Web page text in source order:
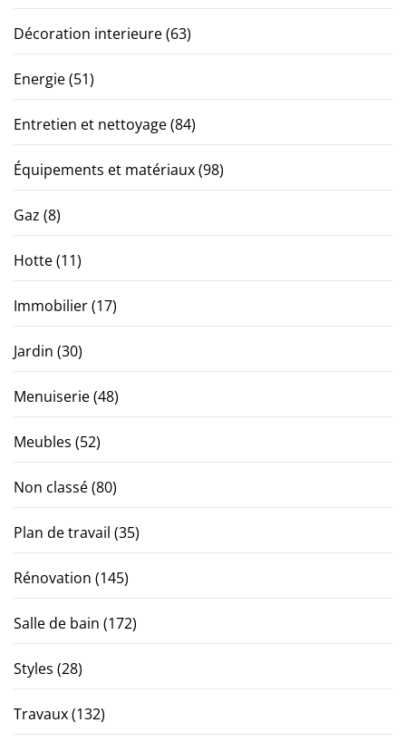
Décoration interieure(63)
Energie(51)
Entretien et nettoyage(84)
Équipements et matériaux(98)
Gaz (8)
Hotte(11)
Immobilier(17)
Jardin (30)
Menuiserie(48)
Meubles (52)
Non classé(80)
Plan de travail (35)
Rénovation (145)
Salle de bain (172)
Styles (28)
Travaux(132)